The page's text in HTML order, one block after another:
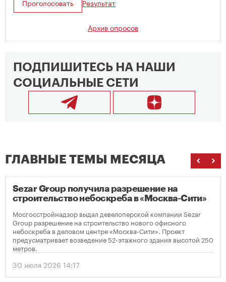
Проголосовать Результат
Архив опросов
ПОДПИШИТЕСЬ НА НАШИ
СОЦИАЛЬНЫЕ СЕТИ
ГЛАВНЫЕ ТЕМЫ МЕСЯЦА
Sezar Group получила разрешение на
строительство небоскреба в «Москва-Сити»
Мосгосстройнадзор выдал девелоперской компании Sezar
Group разрешение на строительство нового офисного
небоскреба в деловом центре «Москва-Сити». Проект
предусматривает возведение 52-этажного здания высотой 250
метров.
30 июля 2026 14:17